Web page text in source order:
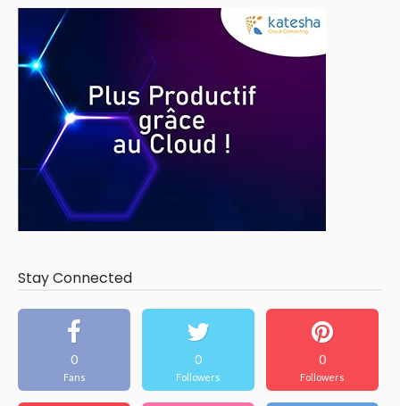
Stay Connected
0
Fans
0
Followers
0
Followers